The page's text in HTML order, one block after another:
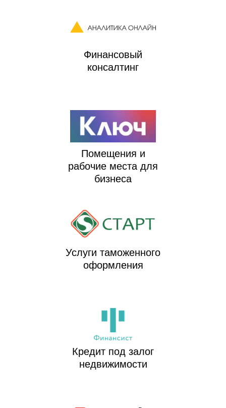
Финансовый
консалтинг
Услуги таможенного
оформления
Помещения и
рабочие места для
бизнеса
Кредит под залог
недвижимости